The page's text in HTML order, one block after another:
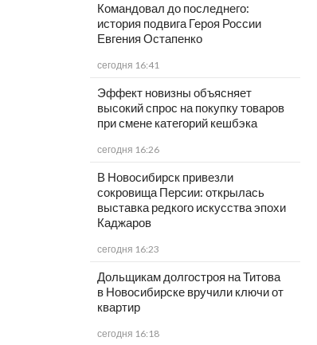
Командовал до последнего:
история подвига Героя России
Евгения Остапенко
сегодня 16:41
Эффект новизны объясняет
высокий спрос на покупку товаров
при смене категорий кешбэка
сегодня 16:26
В Новосибирск привезли
сокровища Персии: открылась
выставка редкого искусства эпохи
Каджаров
сегодня 16:23
Дольщикам долгостроя на Титова
в Новосибирске вручили ключи от
квартир
сегодня 16:18